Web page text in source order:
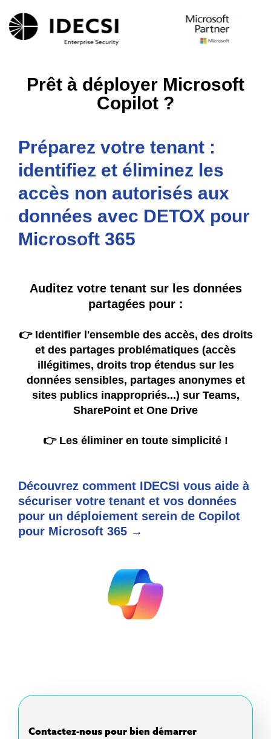
Prêt à déployer Microsoft
Copilot ?
Préparez votre tenant :
identifiez et éliminez les
accès non autorisés aux
données avec DETOX pour
Microsoft 365
Auditez votre tenant sur les données
partagées pour :
👉 Identifier l'ensemble des accès, des droits
et des partages problématiques (accès
illégitimes, droits trop étendus sur les
données sensibles, partages anonymes et
sites publics inappropriés...) sur Teams,
SharePoint et One Drive
👉 Les éliminer en toute simplicité !
Découvrez comment IDECSI vous aide à
sécuriser votre tenant et vos données
pour un déploiement serein de Copilot
pour Microsoft 365 →
Contactez-nous pour bien démarrer